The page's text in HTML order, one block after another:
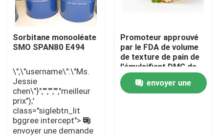
Vidéos
Exposition de VR
Sorbitane monooléate
SMO SPAN80 E494
\",\"username\":\"Ms.
Jessie
chen\"}","","","","meilleur
prix");'
class="siglebtn_lit
bggree intercept">
envoyer une demande
Promoteur approuvé
par le FDA de volume
de texture de pain de
l'émulsifiant DMG de
catégorie comestible
envoyer une